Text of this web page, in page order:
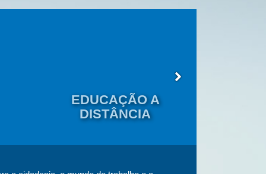
EDUCAÇÃO A
DISTÂNCIA